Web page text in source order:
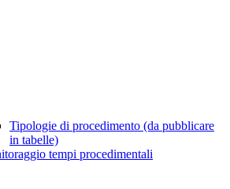
Tipologie di procedimento (da pubblicare
in tabelle)
tempi procedimentali